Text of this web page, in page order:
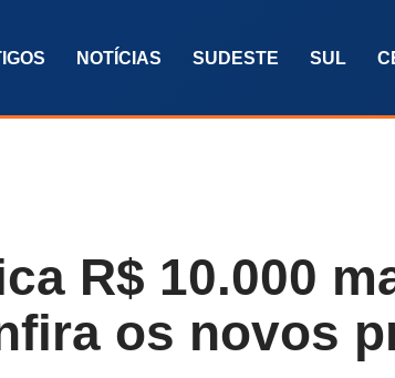
NOTÍCIAS SUDESTE SUL
R$ 10.000
os novos